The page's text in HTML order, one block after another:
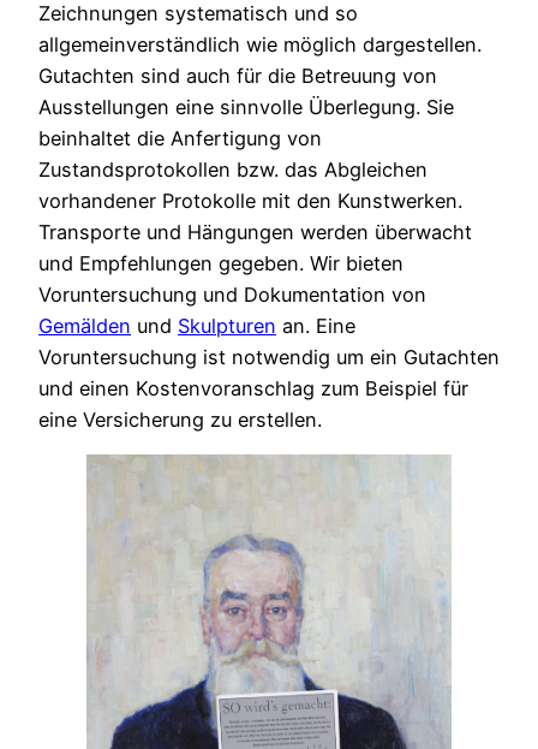
Zeichnungen systematisch und so
allgemeinverständlich wie möglich dargestellen.
Gutachten sind auch für die Betreuung von
Ausstellungen eine sinnvolle Überlegung. Sie
beinhaltet die Anfertigung von
Zustandsprotokollen bzw. das Abgleichen
vorhandener Protokolle mit den Kunstwerken.
Transporte und Hängungen werden überwacht
und Empfehlungen gegeben. Wir bieten
Voruntersuchung und Dokumentation von
Gemälden und Skulpturen an. Eine
Voruntersuchung ist notwendig um ein Gutachten
und einen Kostenvoranschlag zum Beispiel für
eine Versicherung zu erstellen.